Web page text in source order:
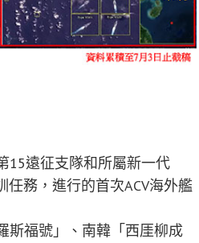
15遠征支隊和所屬新一代
任務，進行的首次ACV海外艦
斯福號」、南韓「西厓柳成